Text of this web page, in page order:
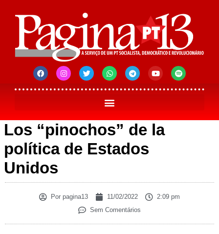
Los “pinochos” de la
política de Estados
Unidos
Por pagina13 11/02/2022
2:09 pm
Sem Comentários